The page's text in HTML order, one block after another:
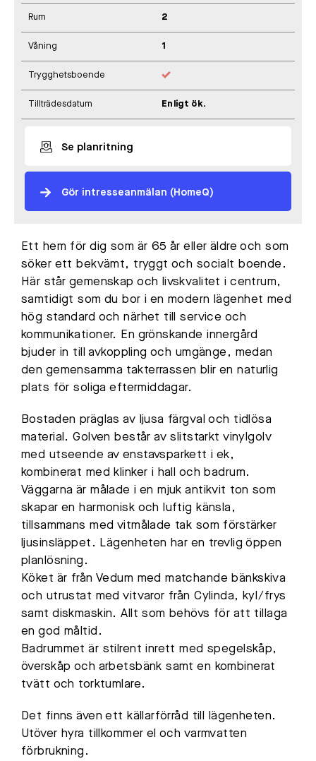
Rum 2
Våning 1
Trygghetsboende
Tillträdesdatum Enligt ök.
Se planritning
Gör intresseanmälan (HomeQ)
Ett hem för dig som är 65 år eller äldre och som
söker ett bekvämt, tryggt och socialt boende.
Här står gemenskap och livskvalitet i centrum,
samtidigt som du bor i en modern lägenhet med
hög standard och närhet till service och
kommunikationer. En grönskande innergård
bjuder in till avkoppling och umgänge, medan
den gemensamma takterrassen blir en naturlig
plats för soliga eftermiddagar.
Bostaden präglas av ljusa färgval och tidlösa
material. Golven består av slitstarkt vinylgolv
med utseende av enstavsparkett i ek,
kombinerat med klinker i hall och badrum.
Väggarna är målade i en mjuk antikvit ton som
skapar en harmonisk och luftig känsla,
tillsammans med vitmålade tak som förstärker
ljusinsläppet. Lägenheten har en trevlig öppen
planlösning.
Köket är från Vedum med matchande bänkskiva
och utrustat med vitvaror från Cylinda, kyl/frys
samt diskmaskin. Allt som behövs för att tillaga
en god måltid.
Badrummet är stilrent inrett med spegelskåp,
överskåp och arbetsbänk samt en kombinerat
tvätt och torktumlare.
Det finns även ett källarförråd till lägenheten.
Utöver hyra tillkommer el och varmvatten
förbrukning.